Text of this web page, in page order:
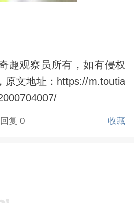
趣观察员所有，如有侵权
原文地址：https://m.toutia
回复 0 收藏